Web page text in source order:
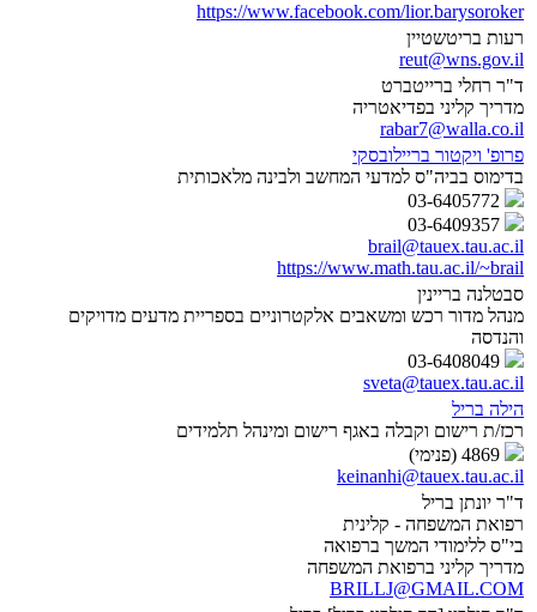
https://www.facebook.com/lior.barysoroker
רעות בריטשטיין
reut@wns.gov.il
ד"ר רחלי ברייטברט
מדריך קליני בפדיאטריה
rabar7@walla.co.il
פרופ' ויקטור בריילובסקי
בדימוס בביה"ס למדעי המחשב ולבינה מלאכותית
brail@tauex.tau.ac.il
https://www.math.tau.ac.il/~brail
סבטלנה בריינין
מנהל מדור רכש ומשאבים אלקטרוניים בספריית מדעים מדויקים
והנדסה
sveta@tauex.tau.ac.il
הילה בריל
רכז/ת רישום וקבלה באגף רישום ומינהל תלמידים
keinanhi@tauex.tau.ac.il
ד"ר יונתן בריל
רפואת המשפחה - קלינית
בי"ס ללימודי המשך ברפואה
מדריך קליני ברפואת המשפחה
BRILLJ@GMAIL.COM